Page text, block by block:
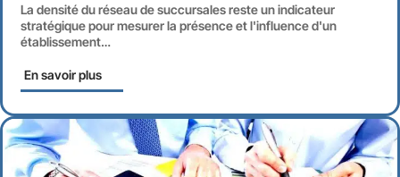
La densité du réseau de succursales reste un indicateur
stratégique pour mesurer la présence et l'influence d'un
établissement…
En savoir plus